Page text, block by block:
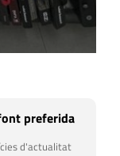
preferida
d'actualitat